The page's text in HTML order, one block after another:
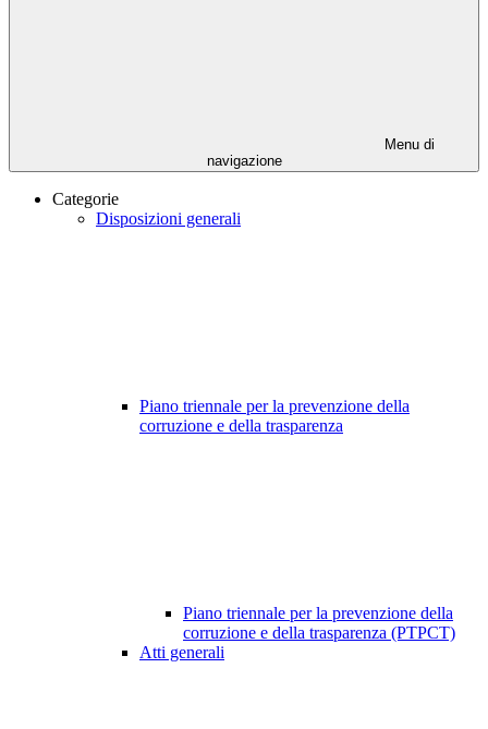
Menu di
navigazione
Categorie
Disposizioni generali
Piano triennale per la prevenzione della
corruzione e della trasparenza
Piano triennale per la prevenzione della
corruzione e della trasparenza (PTPCT)
Atti generali